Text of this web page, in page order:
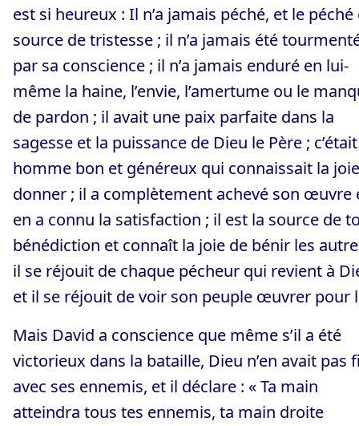
est si heureux : Il n’a jamais péché, et le péché
source de tristesse ; il n’a jamais été
par sa conscience ; il n’a jamais enduré en lui-
même la haine, l’envie, l’amertume ou le
de pardon ; il avait une paix parfaite dans la
sagesse et la puissance de Dieu le Père ;
homme bon et généreux qui connaissait la
donner ; il a complètement achevé son œuvre
en a connu la satisfaction ; il est la source de
bénédiction et connaît la joie de bénir les
il se réjouit de chaque pécheur qui revient à
et il se réjouit de voir son peuple œuvrer pour
Mais David a conscience que même s’il a été
victorieux dans la bataille, Dieu n’en avait pas
avec ses ennemis, et il déclare : « Ta main
atteindra tous tes ennemis, ta main droite